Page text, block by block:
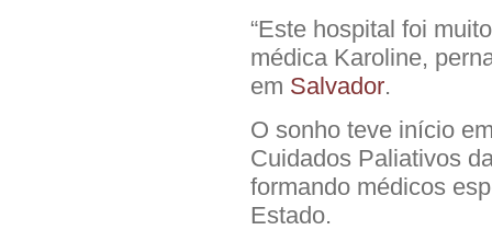
“Este hospital foi
médica Karoline,
em Salvador.
O sonho teve início
Cuidados Paliativos
formando médicos
Estado.